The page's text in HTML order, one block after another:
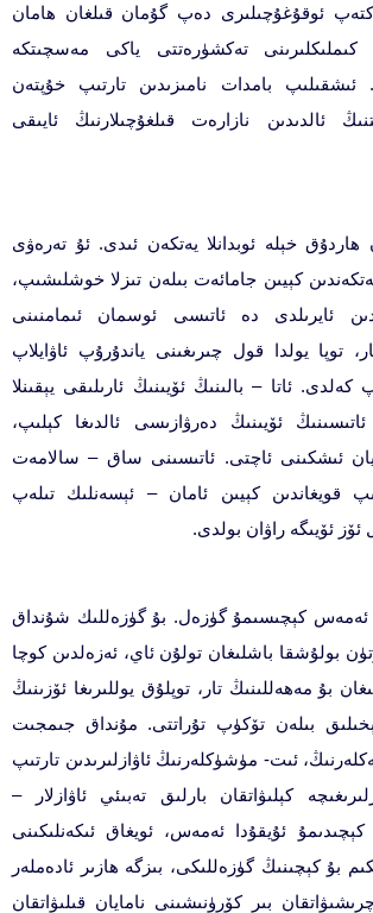
ئوقۇغۇچىلىرى دەپ گۇمان قىلغان ھامان
كىملىكلىرىنى تەكشۈرەتتى ياكى مەسچىتكە
ئىشقىلىپ بامدات نامىزىدىن تارتىپ خۇپتەن
ئالدىدىن نازارەت قىلغۇچىلارنىڭ ئايىقى
ھاردۇق خېلە ئوبدانلا يەتكەن ئىدى. ئۇ تەرەۋى
كېيىن جامائەت بىلەن تىزلا خوشلىشىپ،
ئايرىلدى دە ئاتىسى ئوسمان ئىمامنىنى
توپا يولدا قول چىرىغىنى ياندۇرۇپ ئاۋايلاپ
كەلدى. ئاتا – بالىنىڭ ئۆيىنىڭ ئارىلىقى يېقىنلا
ئۆيىنىڭ دەرۋازىسى ئالدىغا كېلىپ،
ئىشكىنى ئاچتى. ئاتىسىنى ساق – سالامەت
قويغاندىن كېيىن ئامان – ئېسەنلىك تىلەپ
ئۆيىگە راۋان بولدى.
ئەمەس كېچىسىمۇ گۈزەل. بۇ گۈزەللىك شۇنداق
بولۇشقا باشلىغان تولۇن ئاي، ئەزەلدىن كوچا
بۇ مەھەللىنىڭ تار، توپلۇق يوللىرىغا ئۆزىنىڭ
بىلەن تۆكۈپ تۇراتتى. مۇنداق جىمجىت
ئىت- مۈشۈكلەرنىڭ ئاۋازلىرىدىن تارتىپ
كېلىۋاتقان بارلىق تەبىئي ئاۋازلار –
ئۇيقۇدا ئەمەس، ئويغاق ئىكەنلىكىنى
بۇ كېچىنىڭ گۈزەللىكى، بىزگە ھازىر ئادەملەر
بىر كۆرۈنىشىنى نامايان قىلىۋاتقان